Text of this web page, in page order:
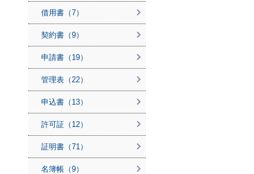
借用書（7）
契約書（9）
申請書（19）
管理表（22）
申込書（13）
許可証（12）
証明書（71）
名簿帳（9）